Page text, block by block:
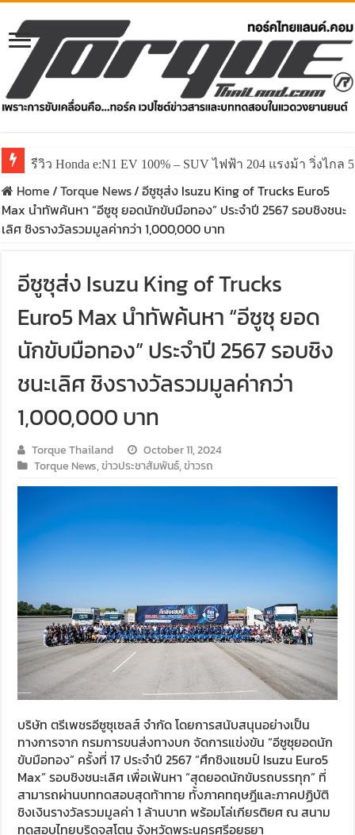
รีวิว ลองขับ All New GWM HAVAL H6 ปรับโฉมหน้าใหม่
Home/Torque News/อีซูซุส่ง Isuzu King of Trucks Euro5
Max นำทัพค้นหา “อีซูซุ ยอดนักขับมือทอง” ประจำปี 2567 รอบชิงชนะ
เลิศ ชิงรางวัลรวมมูลค่ากว่า 1,000,000 บาท
อีซูซุส่ง Isuzu King of Trucks
Euro5 Max นำทัพค้นหา “อีซูซุ ยอด
นักขับมือทอง” ประจำปี 2567 รอบชิง
ชนะเลิศ ชิงรางวัลรวมมูลค่ากว่า
1,000,000 บาท
Torque Thailand
October 11, 2024
Torque News,ข่าวประชาสัมพันธ์,ข่าวรถ
บริษัท ตรีเพชรอีซูซุเซลส์ จำกัด โดยการสนับสนุนอย่างเป็น
ทางการจาก กรมการขนส่งทางบก จัดการแข่งขัน “อีซูซุยอดนัก
ขับมือทอง” ครั้งที่ 17 ประจำปี 2567 “ศึกชิงแชมป์ Isuzu Euro5
Max” รอบชิงชนะเลิศ เพื่อเฟ้นหา “สุดยอดนักขับรถบรรทุก” ที่
สามารถผ่านบททดสอบสุดท้าทาย ทั้งภาคทฤษฎีและภาคปฏิบัติ
ชิงเงินรางวัลรวมมูลค่า 1 ล้านบาท พร้อมโล่เกียรติยศ ณ สนาม
ทดสอบไทยบริดจสโตน จังหวัดพระนครศรีอยุธยา